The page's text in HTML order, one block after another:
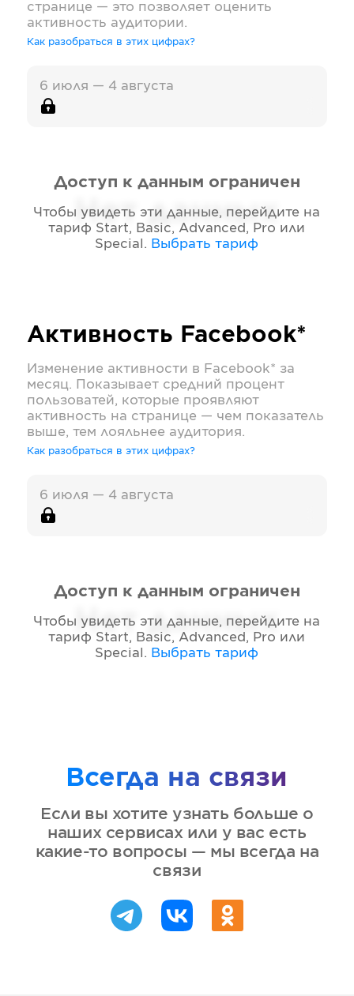
странице — это позволяет оценить
активность аудитории.
Как разобраться в этих цифрах?
6 июля — 4 августа
Нет данных
Доступ к данным ограничен
Чтобы увидеть эти данные, перейдите на
тариф Start, Basic, Advanced, Pro или
Special . Выбрать тариф
Активность Facebook*
Изменение активности в Facebook* за
месяц. Показывает средний процент
пользоватей, которые проявляют
активность на странице — чем показатель
выше, тем лояльнее аудитория.
Как разобраться в этих цифрах?
6 июля — 4 августа
Нет данных
Доступ к данным ограничен
Чтобы увидеть эти данные, перейдите на
тариф Start, Basic, Advanced, Pro или
Special . Выбрать тариф
Всегда на связи
Если вы хотите узнать больше о
наших сервисах или у вас есть
какие-то вопросы — мы всегда на
связи